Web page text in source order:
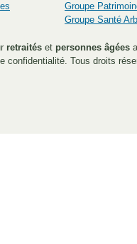
Groupe
Groupe Santé
retraités et personnes âgées
confidentialité . Tous droits